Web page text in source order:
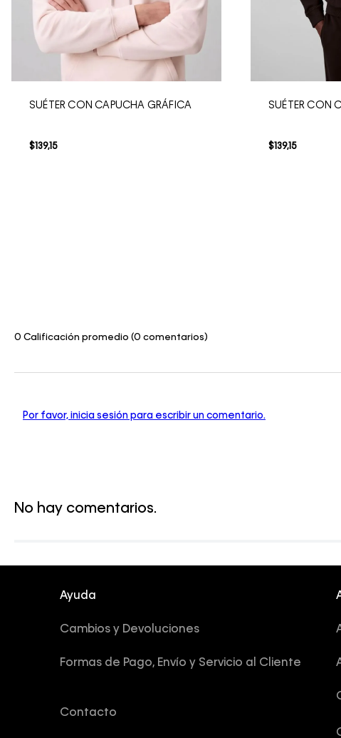
SUÉTER CON CAPUCHA GRÁFICA
$139,15
SUÉTER CON
$139,15
0 Calificación promedio (0 comentarios)
Por favor, inicia sesión para escribir un comentario.
No hay comentarios.
Ayuda
Cambios y Devoluciones
Formas de Pago, Envío y Servicio al Cliente
Contacto